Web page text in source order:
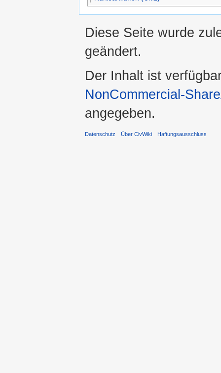
Diese Seite wurde
geändert.
Der Inhalt ist
NonCommercial-
angegeben.
Datenschutz Über CivWiki Haftungsausschluss